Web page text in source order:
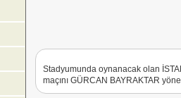
Stadyumunda oynanacak olan
maçını GÜRCAN BAYRAKTAR